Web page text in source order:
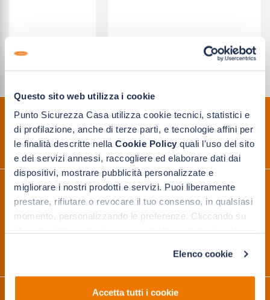
Questo sito web utilizza i cookie
Punto Sicurezza Casa utilizza cookie tecnici, statistici e
di profilazione, anche di terze parti, e tecnologie affini per
le finalità descritte nella Cookie Policy quali l'uso del sito
e dei servizi annessi, raccogliere ed elaborare dati dai
dispositivi, mostrare pubblicità personalizzate e
migliorare i nostri prodotti e servizi. Puoi liberamente
prestare, rifiutare o revocare il tuo consenso, in qualsiasi
momento, personalizzando le preferenze. Cliccando su
acconsenti all'uso dei soli cookie tecnici.
Elenco cookie
Accetta tutti i cookie
PREVENTIVI GRATUITI
Chiedi un preventivo personalizzato.
Consulenza tecnica e rilievo misure gratuiti
PRENOTA IL TUO
APPUNTAMENTO
Visita i nostri showroom con un consulente